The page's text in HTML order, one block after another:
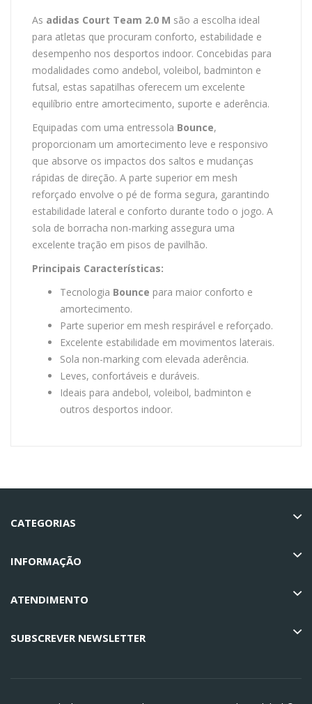
As adidas Court Team 2.0 M são a escolha ideal
para atletas que procuram conforto, estabilidade e
desempenho nos desportos indoor. Concebidas para
modalidades como andebol, voleibol, badminton e
futsal, estas sapatilhas oferecem um excelente
equilíbrio entre amortecimento, suporte e aderência.
Equipadas com uma entressola Bounce,
proporcionam um amortecimento leve e responsivo
que absorve os impactos dos saltos e mudanças
rápidas de direção. A parte superior em mesh
reforçado envolve o pé de forma segura, garantindo
estabilidade lateral e conforto durante todo o jogo. A
sola de borracha non-marking assegura uma
excelente tração em pisos de pavilhão.
Principais Características:
Tecnologia Bounce para maior conforto e
amortecimento.
Parte superior em mesh respirável e reforçado.
Excelente estabilidade em movimentos laterais.
Sola non-marking com elevada aderência.
Leves, confortáveis e duráveis.
Ideais para andebol, voleibol, badminton e
outros desportos indoor.
CATEGORIAS
INFORMAÇÃO
ATENDIMENTO
SUBSCREVER NEWSLETTER